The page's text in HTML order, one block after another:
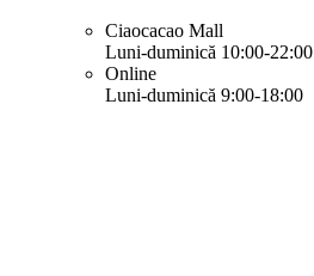
Ciaocacao Mall
Luni-duminică 10:00-22:00
Online
Luni-duminică 9:00-18:00